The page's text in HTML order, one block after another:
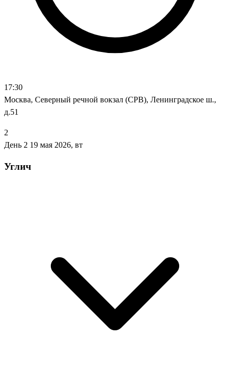
17:30
Москва, Северный речной вокзал (СРВ), Ленинградское ш.,
д.51
2
День 2 19 мая 2026, вт
Углич